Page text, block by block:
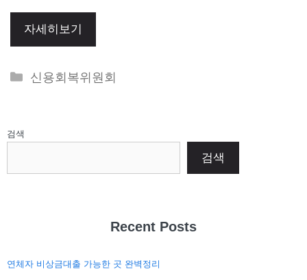
자세히보기
Categories
신용회복위원회
검색
검색
Recent Posts
연체자 비상금대출 가능한 곳 완벽정리